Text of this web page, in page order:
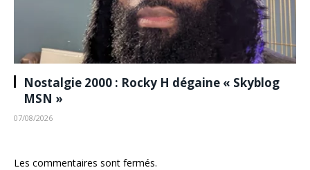
Nostalgie 2000 : Rocky H dégaine « Skyblog
MSN »
07/08/2026
Les commentaires sont fermés.